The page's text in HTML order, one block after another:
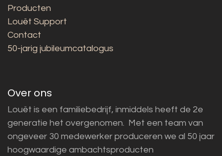
Producten
Louët Support
Contact
50-jarig jubileumcatalogus
Over ons
Louët is een familiebedrijf, inmiddels heeft de 2e
generatie het overgenomen. Met een team van
ongeveer 30 medewerker produceren we al 50 jaar
hoogwaardige ambachtsproducten